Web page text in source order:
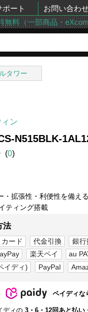
ポート お問い合わ
無料（一部商品・
タワー
ィン
N515BLK-
(0)
・拡張性・利便性を備え
ティング搭載
法
ード 代金引換 銀行
楽天ペイ au
イディ)
PayPal
ペイディな
ディの 3・6・12回あと払い